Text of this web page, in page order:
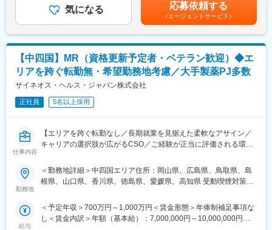
手当もアップします。つまり、やりがいや努力がきちんと報われ
る報酬制度になっています。
■豊富なキャリアプランとサポート体制
志向性やその時の環境に応じて「特定の領域で専門性を高める」
「幅広い疾患をカバーできるオールラウンダーになる」「本社部
門（マネージャー、研修部門など）へのキャリアチェンジ」など
幅広いキャリアプランがあります。
ジしたメンバーです。担当マネージャーが定期的に面談を行い、
変更の範囲：会社の定める業務
医師などに提案するため、市場では需要が高まり、希少性も増し
ています。
・MRとは
主に医師や薬剤師等へ、担当製品の情報提供を行います。担当施
設の患者様に応じた情報提供や、担当製品の処方後の情報収集を
行います。
※MRだけでなく、医療機器営業職としてアサインされる可能性も
ございます。
本的なビジネスマナーから、医療営業として必要な知識まで、同
期社員と支えあいながら習得することが可能です。
ェクトは製薬・医療機器メーカーのいずれかに配属します。
配属後も知識とスキルアップのために様々な研修をご用意してい
■明確な評価制度／やりがいや努力がきちんと報われる報酬制度
自身の成果や頑張りが客観的に評価され、年収に反映されます。
だし支給条件有。他、永続勤務報奨金（3年勤務5万円支給、5年
勤務10万円…）ございます。賃金はあくまでも目安の金額であ
り、選考を通じて上下する可能性があります。月給(月額)は固定手
当を含めた表記です。
気になる 応募依頼する
（エージェントサービス）
【中四国】MR（資格更新予定者・ベテラン歓迎）◆エ
リアを跨ぐ転勤無・希望勤務地考慮／大手製薬PJ多数
サイネオス・ヘルス・ジャパン株式会社
正社員 5名以上採用
仕事内容
【エリアを跨ぐ転勤なし／長期就業を見据えた柔軟なアサイン／
キャリアの選択肢が広がるCSO／ご経験が正当に評価される環
【はじめに】
～50代まで幅広く活躍しており、長期就業も叶う環境です。
勤務地
＜勤務地詳細＞中四国エリア住所：岡山県、広島県、鳥取県、島
根県、山口県、香川県、徳島県、愛媛県、高知県 受動喫煙対策：
含む）
給与
＜予定年収＞700万円～1,000万円＜賃金形態＞年俸制補足事項な
し＜賃金内訳＞年額（基本給）：7,000,000円～10,000,000円＜